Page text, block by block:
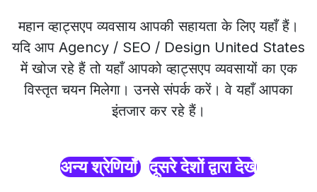
महान व्हाट्सएप व्यवसाय आपकी सहायता के लिए यहाँ हैं।
यदि आप Agency / SEO / Design United States
में खोज रहे हैं तो यहाँ आपको व्हाट्सएप व्यवसायों का एक
विस्तृत चयन मिलेगा। उनसे संपर्क करें। वे यहाँ आपका
इंतजार कर रहे हैं।
अन्य श्रेणियाँ दूसरे देशों द्वारा देखें